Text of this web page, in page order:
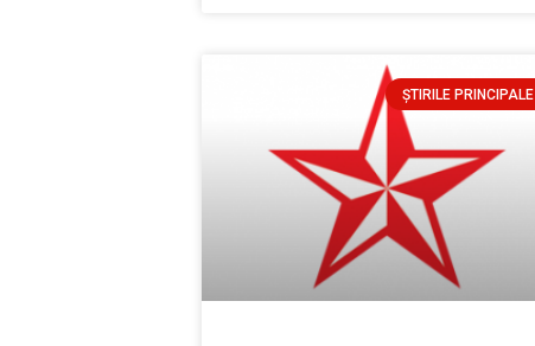
ȘTIRILE PRINCIPALE